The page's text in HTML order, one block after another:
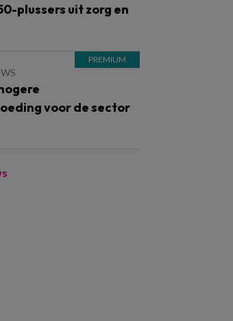
plussers uit zorg en
voor de sector